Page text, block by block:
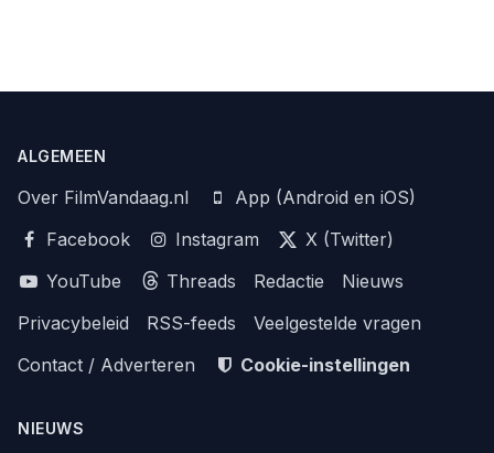
ALGEMEEN
Over FilmVandaag.nl
App (Android en iOS)
Facebook
Instagram
X (Twitter)
YouTube
Threads Redactie
Nieuws
Privacybeleid
RSS-feeds
Veelgestelde vragen
Contact / Adverteren
Cookie-instellingen
NIEUWS